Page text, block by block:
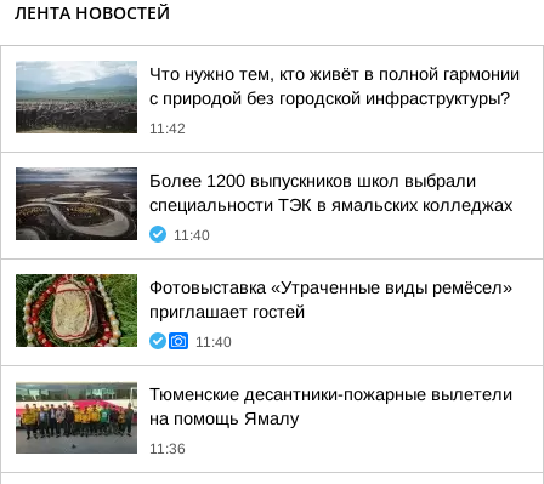
ЛЕНТА НОВОСТЕЙ
Что нужно тем, кто живёт в полной гармонии
с природой без городской инфраструктуры?
11:42
Более 1200 выпускников школ выбрали
специальности ТЭК в ямальских колледжах
11:40
Фотовыставка «Утраченные виды ремёсел»
приглашает гостей
11:40
Тюменские десантники-пожарные вылетели
на помощь Ямалу
11:36